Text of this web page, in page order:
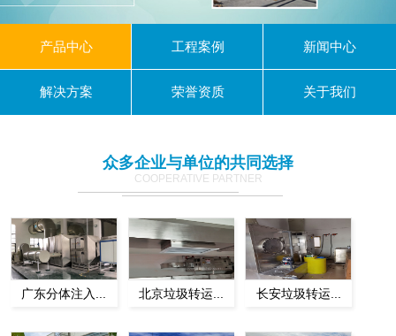
产品中心 工程案例 新闻中心
解决方案 荣誉资质 关于我们
众多企业与单位的共同选择
COOPERATIVE PARTNER
广东分体注入... 北京垃圾转运... 长安垃圾转运...